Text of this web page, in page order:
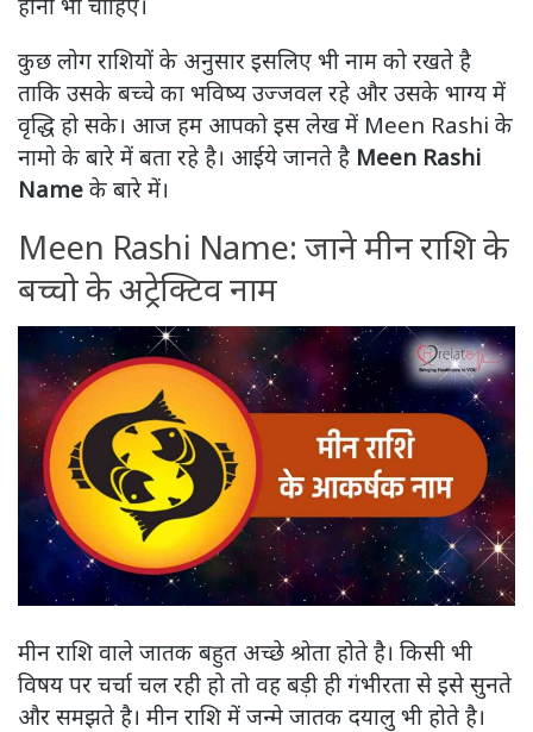
कुछ लोग राशियों के अनुसार इसलिए भी नाम को रखते है
ताकि उसके बच्चे का भविष्य उज्जवल रहे और उसके भाग्य में
वृद्धि हो सके। आज हम आपको इस लेख में Meen Rashi के
नामो के बारे में बता रहे है। आईये जानते है Meen Rashi
Name के बारे में।
Meen Rashi Name: जाने मीन राशि के
बच्चो के अट्रेक्टिव नाम
मीन राशि वाले जातक बहुत अच्छे श्रोता होते है। किसी भी
विषय पर चर्चा चल रही हो तो वह बड़ी ही गंभीरता से इसे सुनते
और समझते है। मीन राशि में जन्मे जातक दयालु भी होते है।